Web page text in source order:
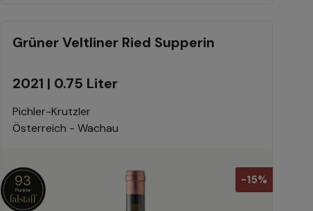
Grüner Veltliner Ried Supperin
2021 | 0.75 Liter
Pichler-Krutzler
Österreich - Wachau
-15%
93